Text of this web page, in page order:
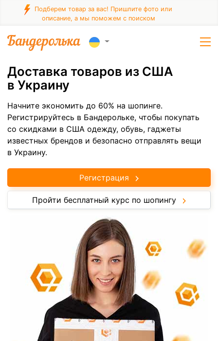
Подберем товар за вас! Пришлите фото или
описание, а мы поможем с поиском
Доставка товаров из США
в Украину
Начните экономить до 60% на шопинге.
Регистрируйтесь в Бандерольке, чтобы покупать
со скидками в США одежду, обувь, гаджеты
известных брендов и безопасно отправлять вещи
в Украину.
Регистрация
Пройти бесплатный курс по шопингу